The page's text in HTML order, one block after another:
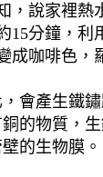
，說家裡
15分鐘，
成咖啡色
會產生鐵
的物質，
的生物膜。